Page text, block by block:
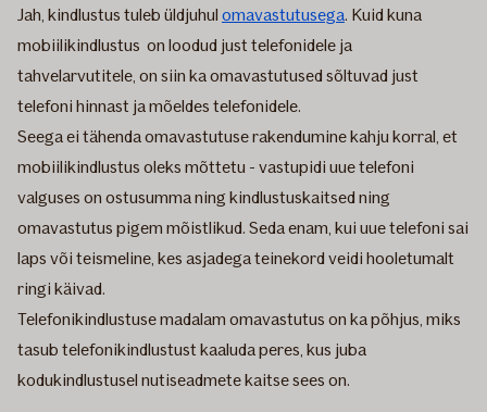
Jah, kindlustus tuleb üldjuhul omavastutusega. Kuid kuna
mobiilikindlustus on loodud just telefonidele ja
tahvelarvutitele, on siin ka omavastutused sõltuvad just
telefoni hinnast ja mõeldes telefonidele.
Seega ei tähenda omavastutuse rakendumine kahju korral, et
mobiilikindlustus oleks mõttetu - vastupidi uue telefoni
valguses on ostusumma ning kindlustuskaitsed ning
omavastutus pigem mõistlikud. Seda enam, kui uue telefoni sai
laps või teismeline, kes asjadega teinekord veidi hooletumalt
ringi käivad.
Telefonikindlustuse madalam omavastutus on ka põhjus, miks
tasub telefonikindlustust kaaluda peres, kus juba
kodukindlustusel nutiseadmete kaitse sees on.